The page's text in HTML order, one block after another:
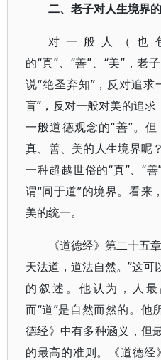
二、老子对人生境界
对一般人（也
的“真”、“善”、“美”，老
说“绝圣弃知”，反对追求
盲”，反对一般对美的追求
一般道德观念的“善”。
真、善、美的人生境界呢
一种超越世俗的“真”、“
谓“同于道”的境界。看来
美的统一。
《道德经》第二十五
天法道，道法自然。”这
的叙述。他认为，人最
而“道”是自然而然的。他
德经》中有多种涵义，但
的最高的准则。《道德经